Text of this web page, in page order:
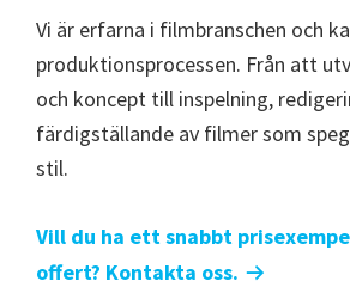
Vi är erfarna i filmbranschen och
produktionsprocessen. Från att
och koncept till inspelning,
färdigställande av filmer som
stil.
Vill du ha ett snabbt
offert? Kontakta oss.